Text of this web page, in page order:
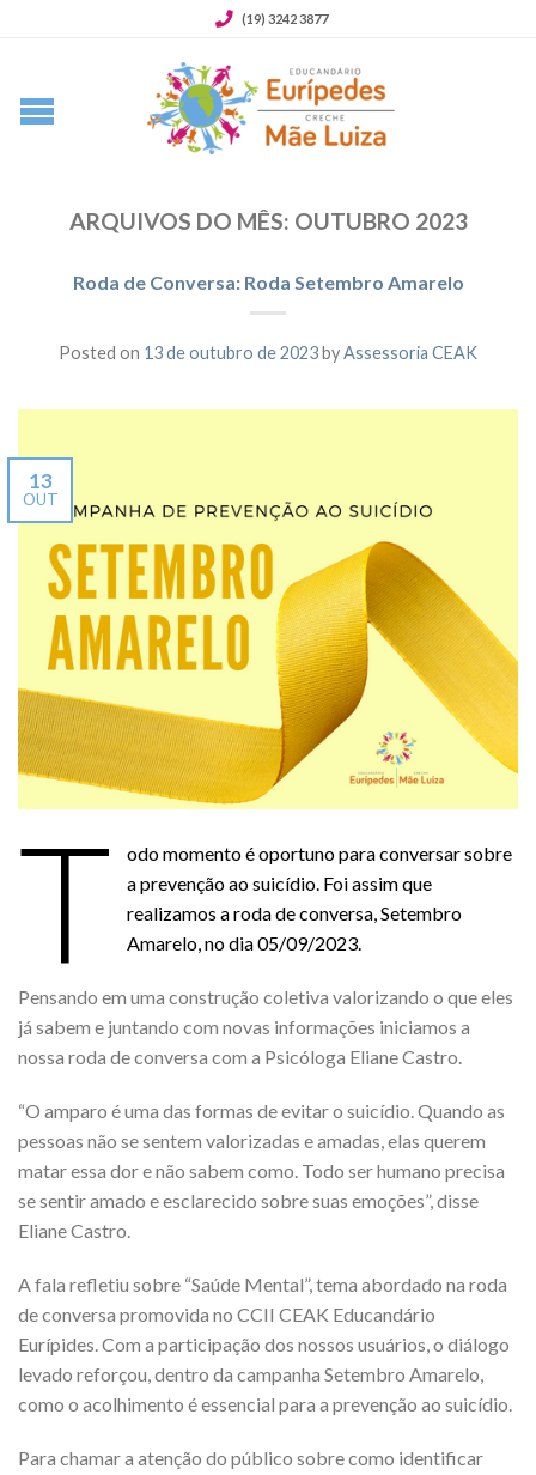
(19) 3242 3877
ARQUIVOS DO MÊS: OUTUBRO 2023
Roda de Conversa: Roda Setembro Amarelo
Posted on 13 de outubro de 2023byAssessoria CEAK
13
OUT
T
odo momento é oportuno para conversar sobre
a prevenção ao suicídio. Foi assim que
realizamos a roda de conversa, Setembro
Amarelo, no dia 05/09/2023.
Pensando em uma construção coletiva valorizando o que eles
já sabem e juntando com novas informações iniciamos a
nossa roda de conversa com a Psicóloga Eliane Castro.
“O amparo é uma das formas de evitar o suicídio. Quando as
pessoas não se sentem valorizadas e amadas, elas querem
matar essa dor e não sabem como. Todo ser humano precisa
se sentir amado e esclarecido sobre suas emoções”, disse
Eliane Castro.
A fala refletiu sobre “Saúde Mental”, tema abordado na roda
de conversa promovida no CCII CEAK Educandário
Eurípides. Com a participação dos nossos usuários, o diálogo
levado reforçou, dentro da campanha Setembro Amarelo,
como o acolhimento é essencial para a prevenção ao suicídio.
Para chamar a atenção do público sobre como identificar